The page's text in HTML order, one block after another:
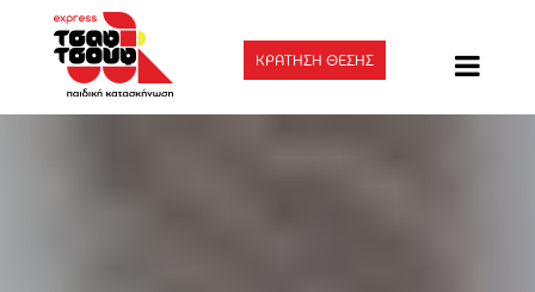
ΚΡΑΤΗΣΗ ΘΕΣΗΣ